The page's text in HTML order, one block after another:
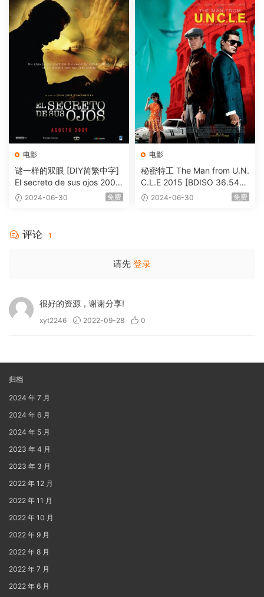
电影
谜一样的双眼 [DIY简繁中字]
El secreto de sus ojos 2009
1080p Blu-ray AVC DTS-HD
2024-06-30 免费
电影
秘密特工 The Man from U.N.
C.L.E 2015 [BDISO 36.54G
B] 2024-06-30 免费
评论 1
请先 登录
很好的资源，谢谢分享!
xyt2246 2022-09-28 0
归档
2024 年 7 月
2024 年 6 月
2024 年 5 月
2023 年 4 月
2023 年 3 月
2022 年 12 月
2022 年 11 月
2022 年 10 月
2022 年 9 月
2022 年 8 月
2022 年 7 月
2022 年 6 月